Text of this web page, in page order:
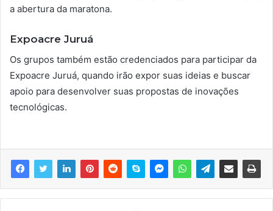
a abertura da maratona.
Expoacre Juruá
Os grupos também estão credenciados para participar da
Expoacre Juruá, quando irão expor suas ideias e buscar
apoio para desenvolver suas propostas de inovações
tecnológicas.